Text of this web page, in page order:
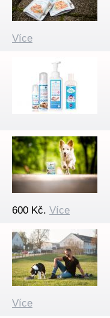
Více
600 Kč. Více
Více